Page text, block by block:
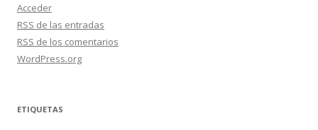
Acceder
RSS de las entradas
RSS de los comentarios
WordPress.org
ETIQUETAS